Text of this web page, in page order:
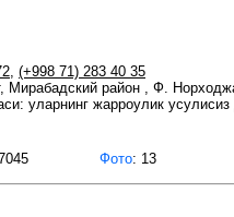
, (+998 71) 283 40 35
Мирабадский район , Ф.
уларнинг жарроулик
Фото: 13